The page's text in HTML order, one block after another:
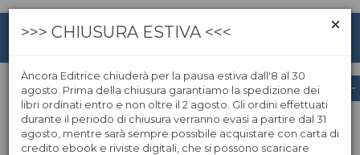
Presentazione del libro La Chiesa di
Chora
>>> CHIUSURA ESTIVA <<<
Àncora Editrice chiuderà per la pausa estiva dall'8 al 30
agosto. Prima della chiusura garantiamo la spedizione dei
libri ordinati entro e non oltre il 2 agosto. Gli ordini effettuati
durante il periodo di chiusura verranno evasi a partire dal 31
agosto, mentre sarà sempre possibile acquistare con carta di
credito ebook e riviste digitali, che si possono scaricare